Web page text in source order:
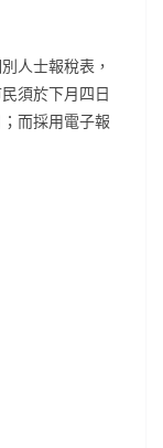
人士報稅表，
須於下月四日
而採用電子報